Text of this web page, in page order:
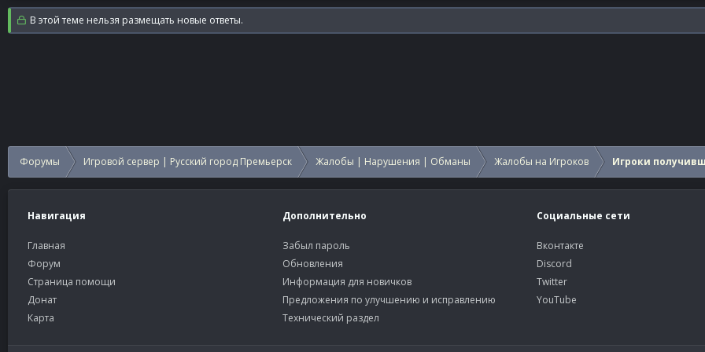
В этой теме нельзя размещать новые ответы.
Форумы Игровой сервер | Русский город Премьерск Жалобы | Нарушения | Обманы Жалобы на Игроков Игроки
Навигация
Главная
Форум
Страница помощи
Донат
Карта
Дополнительно
Забыл пароль
Обновления
Информация для новичков
Предложения по улучшению и исправлению
Технический раздел
Социальные сети
Вконтакте
Discord
Twitter
YouTube